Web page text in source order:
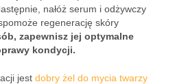
nałóż serum i odżywczy
regenerację skóry
zapewnisz jej optymalne
kondycji.
jest dobry żel do mycia twarzy